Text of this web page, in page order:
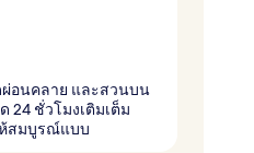
อนคลาย และสวนบน
24 ชั่วโมงเติมเต็ม
สมบูรณ์แบบ